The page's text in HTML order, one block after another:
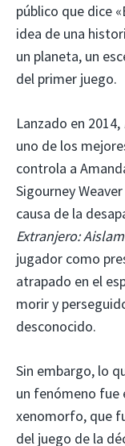
público que dice
idea de una
un planeta, un
del primer juego.
Lanzado en 2014,
uno de los
controla a
Sigourney
causa de la
Extranjero:
jugador como
atrapado en el
morir y
desconocido.
Sin embargo, lo
un fenómeno
xenomorfo, que
del juego de la